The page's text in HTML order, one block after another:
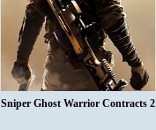
Sniper Ghost Warrior Contracts 2